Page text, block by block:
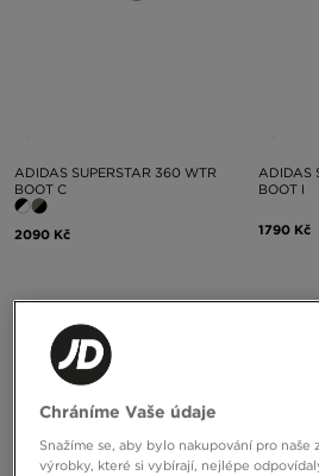
ADIDAS SUPERSTAR 360 WTR
BOOT C
2090 Kč
ADIDAS
BOOT I
1790 Kč
Chráníme Vaše údaje
Snažíme se, aby bylo nakupování pro naše
výrobky, které si vybírají, nejlépe